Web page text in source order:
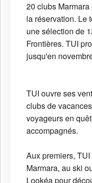
20 clubs
la réservation. Le
une sélection de
Frontières. TUI
jusqu'en
TUI ouvre ses
clubs de
voyageurs en
accompagnés.
Aux premiers,
Marmara, au ski
Lookéa pour